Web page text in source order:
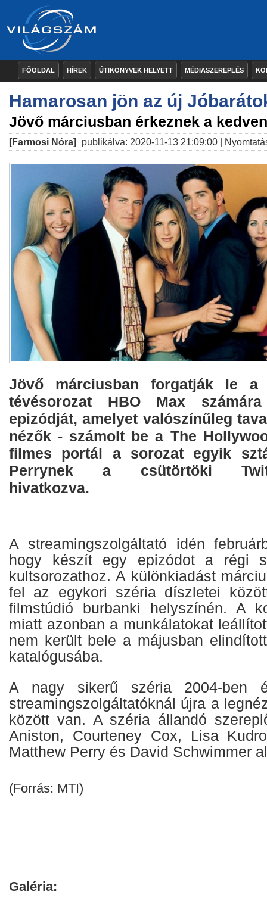
FŐOLDAL HÍREK ÚTIKÖNYVEK HELYETT MÉDIASZEREPLÉS
Hamarosan jön az új
Jövő márciusban érkeznek a
[Farmosi Nóra] publikálva: 2020-11-13 21:09:00 |
Jövő márciusban forgatják le a
tévésorozat HBO Max
epizódját, amelyet valószínűleg
nézők - számolt be a The
filmes portál a sorozat egyik
Perrynek a csütörtöki
hivatkozva.
A streamingszolgáltató idén
hogy készít egy epizódot a régi
kultsorozathoz. A különkiadást
fel az egykori széria díszletei
filmstúdió burbanki helyszínén. A
miatt azonban a munkálatokat
nem került bele a májusban
katalógusába.
A nagy sikerű széria 2004-ben
streamingszolgáltatóknál újra a
között van. A széria állandó
Aniston, Courteney Cox, Lisa
Matthew Perry és David Schwimmer
(Forrás: MTI)
Galéria: